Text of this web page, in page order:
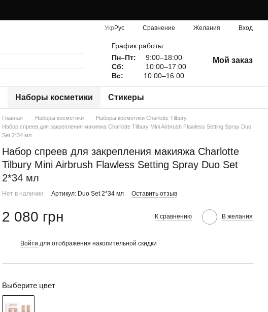
Укр Рус Сравнение Желания Вход
График работы:
Пн–Пт:
9:00–18:00
Сб:
10:00–17:00
Вс:
10:00–16:00
Мой заказ
Наборы косметики Стикеры
Главная Наборы косметики
Наборы косметики Charlotte Tilbury
Набор спреев для закрепления макияжа Charlotte Tilbury Mini Airbrush Flawless Setting Spray Duo
Set 2*34 мл
Набор спреев для закрепления макияжа Charlotte
Tilbury Mini Airbrush Flawless Setting Spray Duo Set
2*34 мл
Нет в наличии Артикул: Duo Set 2*34 мл Оставить отзыв
2 080 грн К сравнению В желания
Войти для отображения накопительной скидки
Выберите цвет